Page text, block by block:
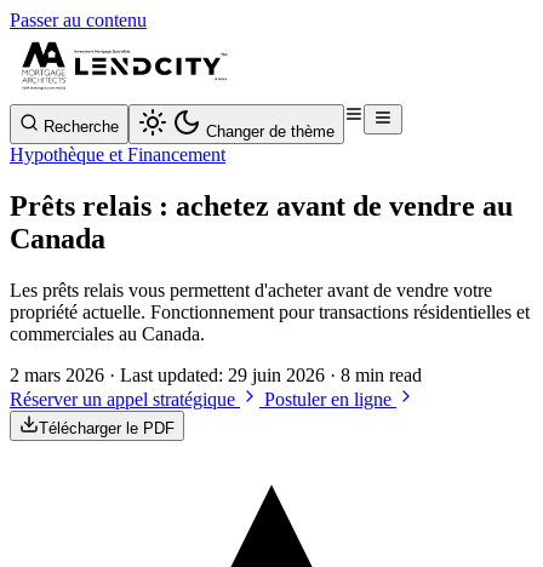
Passer au contenu
Recherche Changer de thème
Hypothèque et Financement
Prêts relais : achetez avant de vendre au
Canada
Les prêts relais vous permettent d'acheter avant de vendre votre
propriété actuelle. Fonctionnement pour transactions résidentielles et
commerciales au Canada.
2 mars 2026 · Last updated: 29 juin 2026 · 8 min read
Réserver un appel stratégique
Postuler en ligne
Télécharger le PDF